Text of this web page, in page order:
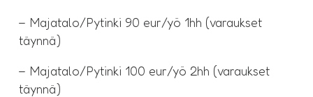
– Majatalo/Pytinki 90 eur/yö 1hh (varaukset
täynnä)
– Majatalo/Pytinki 100 eur/yö 2hh (varaukset
täynnä)